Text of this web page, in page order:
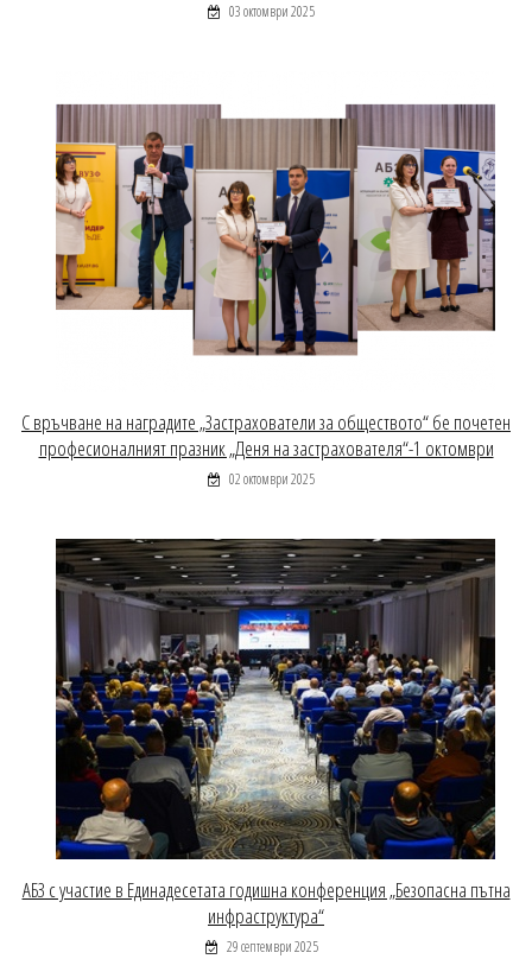
03 октомври 2025
С връчване на наградите „Застрахователи за обществото“ бе почетен
професионалният празник „Деня на застрахователя“-1 октомври
02 октомври 2025
АБЗ с участие в Единадесетата годишна конференция „Безопасна пътна
инфраструктура“
29 септември 2025